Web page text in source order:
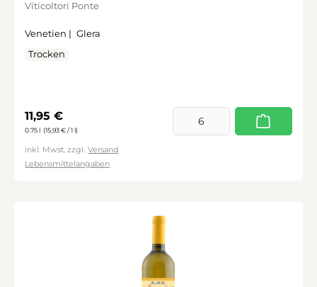
Viticoltori Ponte
Venetien | Glera
Trocken
Regulärer Preis:
11,95 €
0.75 l (15,93 € / 1 l)
inkl. Mwst. zzgl. Versand
Lebensmittelangaben